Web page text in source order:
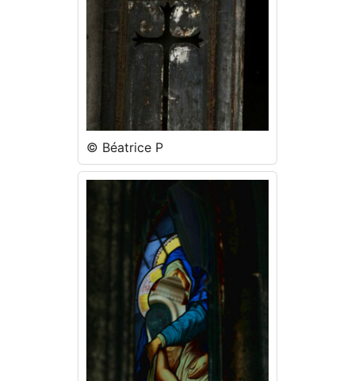
© Béatrice P